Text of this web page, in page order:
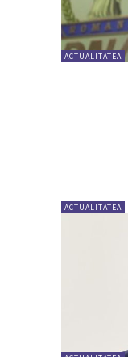
ACTUALITATEA
ACTUALITATEA